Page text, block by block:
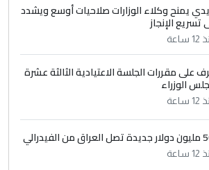
5
لك استاذ حامدتركان. كلام
فالاستثمار الحقيقي للإنسان
الإهمال واغتصاب الأرض.. بلاد
الجفاف والتصحر!!
يمنح وكلاء الوزارات صلاحيات أوسع ويشدد
تسريع الإنجاز
على مقررات الجلسة الاعتيادية الثالثة عشرة
الوزراء